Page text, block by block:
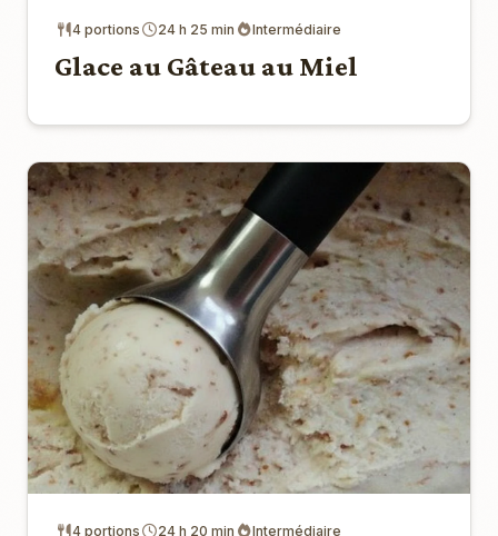
4 portions 24 h 25 min Intermédiaire
Glace au Gâteau au Miel
4 portions 24 h 20 min Intermédiaire